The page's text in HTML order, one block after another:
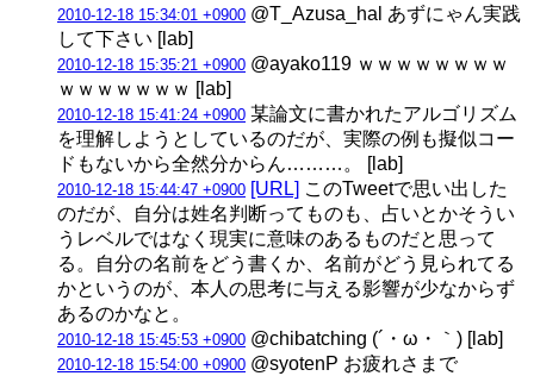
2010-12-18 15:34:01 +0900 @T_Azusa_hal あずにゃん実践
して下さい [lab]
2010-12-18 15:35:21 +0900 @ayako119 ｗｗｗｗｗｗｗｗ
ｗｗｗｗｗｗｗ [lab]
2010-12-18 15:41:24 +0900 某論文に書かれたアルゴリズム
を理解しようとしているのだが、実際の例も擬似コー
ドもないから全然分からん………。 [lab]
2010-12-18 15:44:47 +0900 [URL] このTweetで思い出した
のだが、自分は姓名判断ってものも、占いとかそうい
うレベルではなく現実に意味のあるものだと思って
る。自分の名前をどう書くか、名前がどう見られてる
かというのが、本人の思考に与える影響が少なからず
あるのかなと。
2010-12-18 15:45:53 +0900 @chibatching (´・ω・｀) [lab]
2010-12-18 15:54:00 +0900 @syotenP お疲れさまで